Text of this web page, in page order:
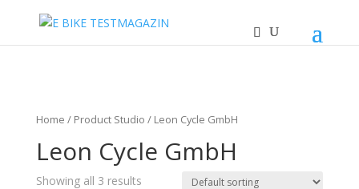
Home / Product Studio / Leon Cycle GmbH
Leon Cycle GmbH
Showing all 3 results